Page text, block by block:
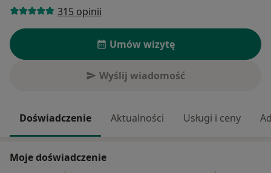
315 opinii
Umów wizytę
Wyślij wiadomość
Doświadczenie Aktualności Usługi i ceny
Moje doświadczenie